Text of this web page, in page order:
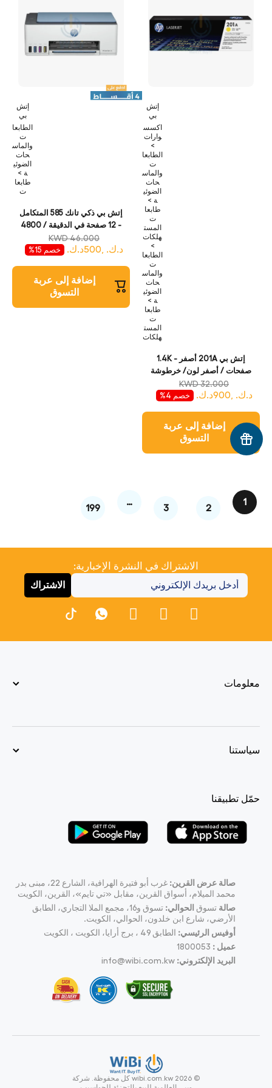
إتش
بي
اكسس
وارات
>
الطابعا
ت
والماس
حات
الضوئي
ة >
طابعا
ت
المست
هلكات
>
الطابعا
ت
والماس
حات
الضوئي
ة >
طابعا
ت
المست
هلكات
إتش بي 201A أصفر - 1.4K
صفحات / أصفر لون/ خرطوشة
حبر
KWD 32.000
د.ك. ,900د.ك. خصم 4%
إضافة إلى عربة
التسوق
إتش
بي
الطابعا
ت
والماس
حات
الضوئي
ة >
طابعا
ت
إتش بي ذكي تانك 585 المتكامل
- 12 صفحة في الدقيقة / 4800
في البوصة / A4 / يو اس بي
KWD 46.000
د.ك. ,500د.ك. خصم 15%
إضافة إلى عربة
التسوق
1
2
3
…
199
الاشتراك في النشرة الإخبارية:
الاشتراك
معلومات
سياستنا
حمّل تطبيقنا
صالة عرض القرين:
غرب أبو فتيرة الهرافية، الشارع 22، مبنى بدر
محمد الميلام، أسواق القرين، مقابل «تي تايم»، القرين، الكويت
صالة تسوق الحوالي:
تسوق و16، مجمع الملا التجاري، الطابق
الأرضي، شارع ابن خلدون، الحوالي، الكويت.
أوفيس الرئيسي: الطابق 49 ، برج أرايا، الكويت ، الكويت
عميل : 1800053
البريد الإلكتروني: info@wibi.com.kw
© wibi.com.kw 2026 كل محفوظة. شركة